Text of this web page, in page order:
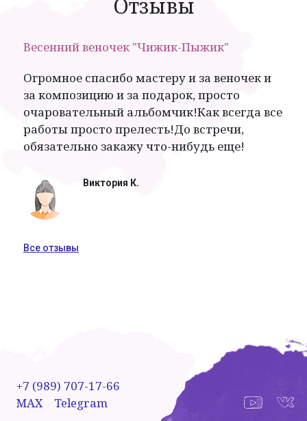
Весенний веночек "Чижик-Пыжик"
Огромное спасибо мастеру и за веночек и
за композицию и за подарок, просто
очаровательный альбомчик!Как всегда все
работы просто прелесть!До встречи,
обязательно закажу что-нибудь еще!
Виктория К.
Все отзывы
+7 (989) 707-17-66
MAX
Telegram